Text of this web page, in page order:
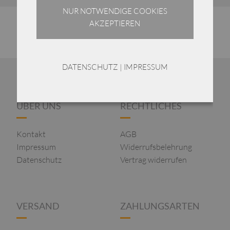
ÜBER UNS
Kontakt
Impressum
Datenschutz
RECHTLICHES
AGB
Widerrufsbelehrung
Vertrag widerrufen
VERSAND ZAHLUNGSARTEN
NUR NOTWENDIGE COOKIES
AKZEPTIEREN
DATENSCHUTZ | IMPRESSUM